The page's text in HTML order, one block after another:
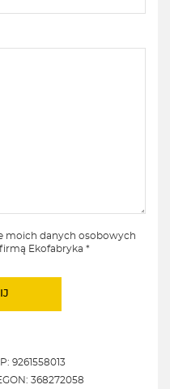
moich danych osobowych
Ekofabryka *
9261558013
368272058